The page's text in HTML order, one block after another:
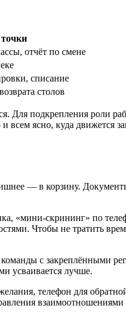
отчёт по смене
списание
столов
Для подкрепления роли
ясно, куда движется
— в корзину.
«мини-скрининг» по
Чтобы не тратить
с закреплёнными
усваивается лучше.
телефон для